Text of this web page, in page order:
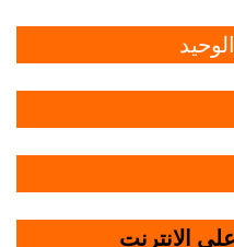
الانترنت